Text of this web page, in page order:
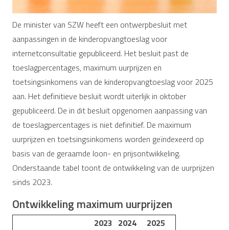
De minister van SZW heeft een ontwerpbesluit met
aanpassingen in de kinderopvangtoeslag voor
internetconsultatie gepubliceerd. Het besluit past de
toeslagpercentages, maximum uurprijzen en
toetsingsinkomens van de kinderopvangtoeslag voor 2025
aan. Het definitieve besluit wordt uiterlijk in oktober
gepubliceerd. De in dit besluit opgenomen aanpassing van
de toeslagpercentages is niet definitief. De maximum
uurprijzen en toetsingsinkomens worden geïndexeerd op
basis van de geraamde loon- en prijsontwikkeling.
Onderstaande tabel toont de ontwikkeling van de uurprijzen
sinds 2023.
Ontwikkeling maximum uurprijzen
2023 2024
2025